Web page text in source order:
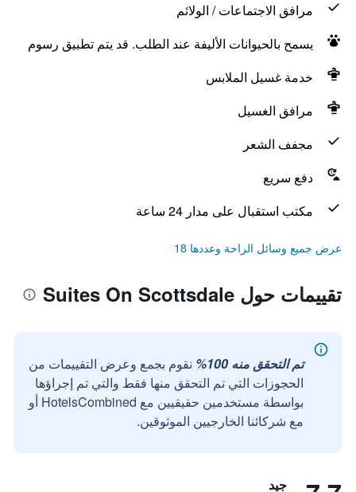
مرافق الاجتماعات / الولائم
يسمح بالحيوانات الأليفة عند الطلب. قد يتم تطبيق رسوم
خدمة غسيل الملابس
مرافق الغسيل
مجفف الشعر
دفع سريع
مكتب استقبال على مدار 24 ساعة
عرض جميع وسائل الراحة وعددها 18
تقييمات حول Suites On Scottsdale
تم التحقق منه 100%
نقوم بجمع وعرض التقييمات من
الحجوزات التي تم التحقق منها فقط والتي تم إجراؤها
بواسطة مستخدمين حقيقيين مع HotelsCombined أو
مع شركائنا الخارجيين الموثوقين.
جيد